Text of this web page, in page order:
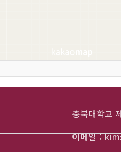
충북대학교
이메일 :